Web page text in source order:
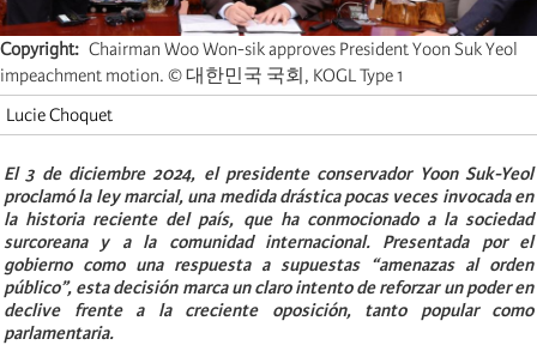
Copyright
Chairman Woo Won-sik approves President Yoon Suk Yeol
impeachment motion. © 대한민국 국회, KOGL Type 1
Lucie Choquet
El 3 de diciembre 2024, el presidente conservador Yoon Suk-Yeol
proclamó la ley marcial, una medida drástica pocas veces invocada en
la historia reciente del país, que ha conmocionado a la sociedad
surcoreana y a la comunidad internacional. Presentada por el
gobierno como una respuesta a supuestas “amenazas al orden
público”, esta decisión marca un claro intento de reforzar un poder en
declive frente a la creciente oposición, tanto popular como
parlamentaria.